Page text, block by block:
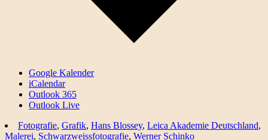
Google Kalender
iCalendar
Outlook 365
Outlook Live
Fotografie, Grafik, Hans Blossey, Leica Akademie Deutschland,
Malerei, Schwarzweissfotografie, Werner Schinko